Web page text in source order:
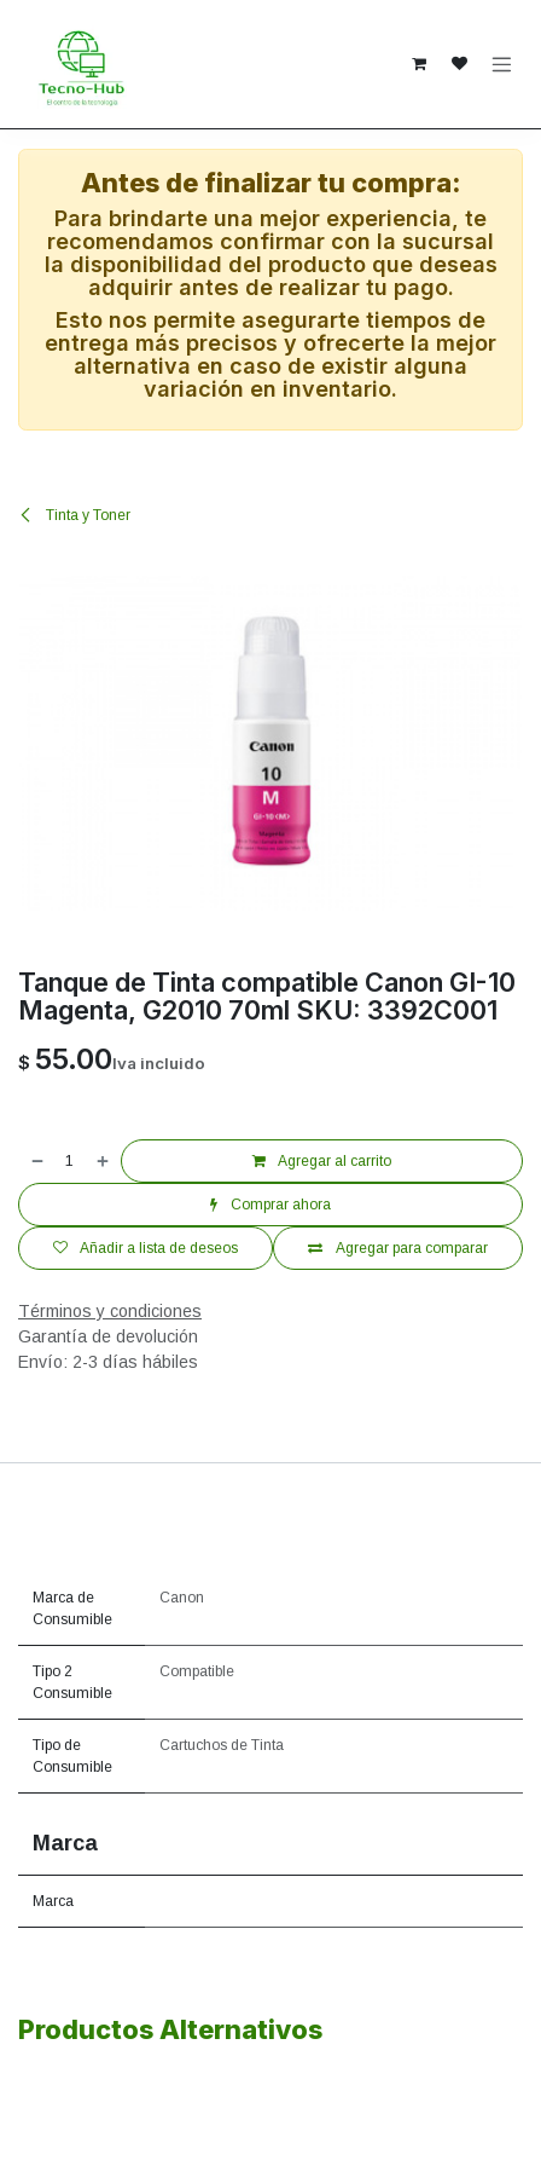
Antes de finalizar tu compra:
Para brindarte una mejor experiencia, te
recomendamos confirmar con la sucursal
la disponibilidad del producto que deseas
adquirir antes de realizar tu pago.
Esto nos permite asegurarte tiempos de
entrega más precisos y ofrecerte la mejor
alternativa en caso de existir alguna
variación en inventario.
Tinta y Toner
Tanque de Tinta compatible Canon GI-10
Magenta, G2010 70ml SKU: 3392C001
$ 55.00Iva incluido
Agregar al carrito
Comprar ahora
Agregar para comparar
Añadir a lista de deseos
Términos y condiciones
Garantía de devolución
Envío: 2-3 días hábiles
Marca de
Consumible
Canon
Tipo 2
Consumible
Compatible
Tipo de
Consumible
Cartuchos de Tinta
Marca
Marca
Productos Alternativos